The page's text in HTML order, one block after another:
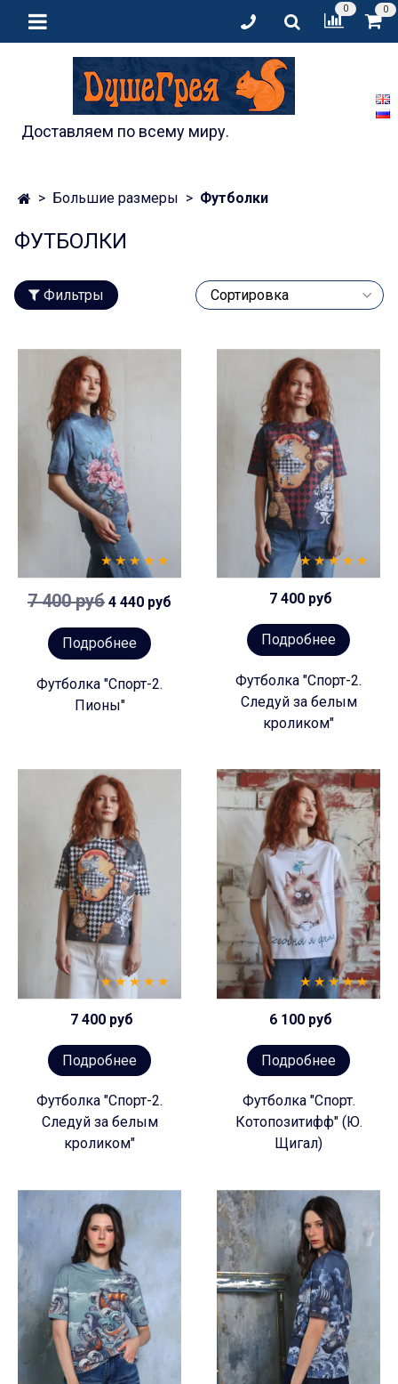
0 0
Доставляем по всему миру.
Большие размеры Футболки
ФУТБОЛКИ
Фильтры
7 400 руб 4 440 руб
Подробнее
Футболка "Спорт-2.
Пионы"
7 400 руб
Подробнее
Футболка "Спорт-2.
Следуй за белым
кроликом"
7 400 руб
Подробнее
Футболка "Спорт-2.
Следуй за белым
кроликом"
6 100 руб
Подробнее
Футболка "Спорт.
Котопозитифф" (Ю.
Щигал)